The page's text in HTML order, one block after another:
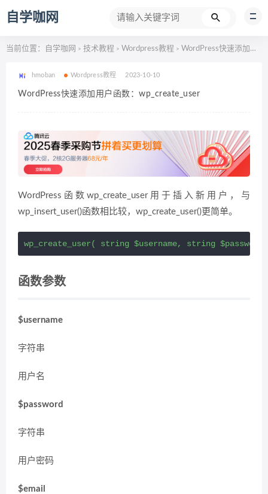
自学咖网
当前位置： 自学咖网 > 技术教程 > Wordpress教程 > WordPress快速添加用户函数：wp_create_user
hmoban Wordpress教程 2023-10-10
WordPress快速添加用户函数：wp_create_user
WordPress函数wp_create_user用于插入新用户，与
wp_insert_user()函数相比较，wp_create_user()更简单。
wp_create_user( string $username, string
函数参数
$username
字符串
用户名
$password
字符串
用户密码
$email